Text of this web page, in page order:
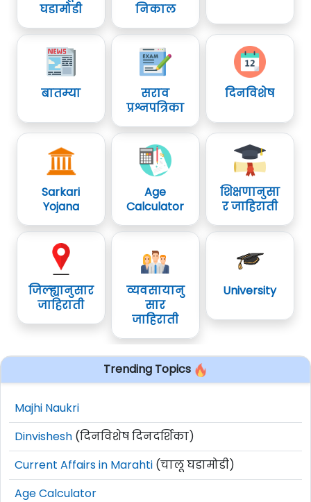
घडामोडी
निकाल
बातम्या
सराव
प्रश्नपत्रिका
दिनविशेष
Sarkari
Yojana
Age
Calculator
शिक्षणानुसा
र जाहिराती
जिल्ह्यानुसार
जाहिराती
व्यवसायानु
सार
जाहिराती
University
Trending Topics
Majhi Naukri
Dinvishesh (दिनविशेष दिनदर्शिका)
Current Affairs in Marahti (चालू घडामोडी)
Age Calculator